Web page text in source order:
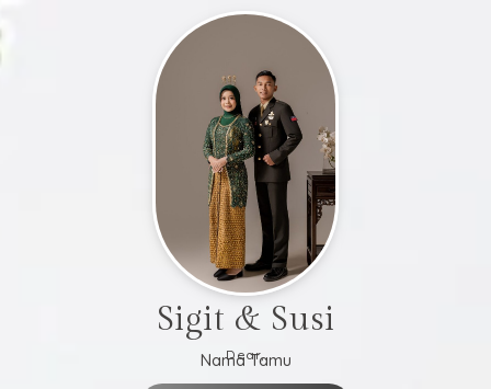
Sigit & Susi
Dear,
Nama Tamu